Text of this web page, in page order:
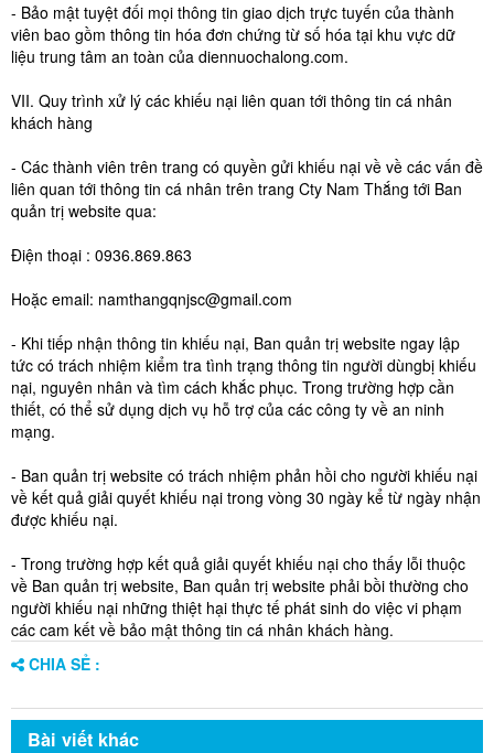
- Bảo mật tuyệt đối mọi thông tin giao dịch trực tuyến của thành
viên bao gồm thông tin hóa đơn chứng từ số hóa tại khu vực dữ
liệu trung tâm an toàn của diennuochalong.com.
VII. Quy trình xử lý các khiếu nại liên quan tới thông tin cá nhân
khách hàng
- Các thành viên trên trang có quyền gửi khiếu nại về về các vấn đề
liên quan tới thông tin cá nhân trên trang Cty Nam Thắng tới Ban
quản trị website qua:
Điện thoại : 0936.869.863
Hoặc email: namthangqnjsc@gmail.com
- Khi tiếp nhận thông tin khiếu nại, Ban quản trị website ngay lập
tức có trách nhiệm kiểm tra tình trạng thông tin người dùngbị khiếu
nại, nguyên nhân và tìm cách khắc phục. Trong trường hợp cần
thiết, có thể sử dụng dịch vụ hỗ trợ của các công ty về an ninh
mạng.
- Ban quản trị website có trách nhiệm phản hồi cho người khiếu nại
về kết quả giải quyết khiếu nại trong vòng 30 ngày kể từ ngày nhận
được khiếu nại.
- Trong trường hợp kết quả giải quyết khiếu nại cho thấy lỗi thuộc
về Ban quản trị website, Ban quản trị website phải bồi thường cho
người khiếu nại những thiệt hại thực tế phát sinh do việc vi phạm
các cam kết về bảo mật thông tin cá nhân khách hàng.
CHIA SẺ :
Bài viết khác